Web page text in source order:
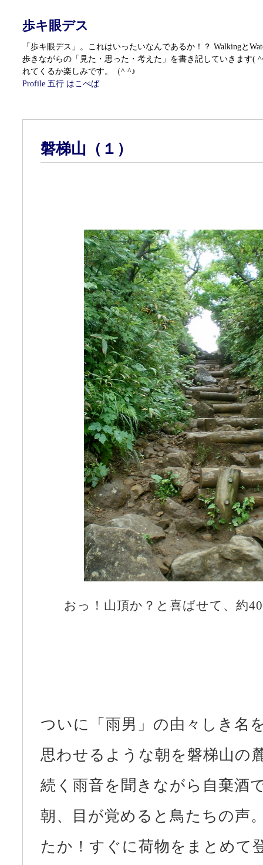
歩キ眼デス
「歩キ眼デス」。これはいったいなんであるか！？ Walkingと
歩きながらの「見た・思った・考えた」を書き記していきます(
れてくるか楽しみです。（^ ^♪
Profile 五行 はこべば
磐梯山（１）
おっ！山頂か？と喜ばせて、約
ついに「雨男」の由々しき名
思わせるような朝を磐梯山の
続く雨音を聞きながら自棄酒
朝、目が覚めると鳥たちの声
たか！すぐに荷物をまとめて